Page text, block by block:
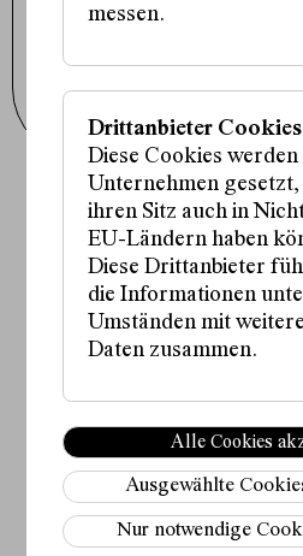
Instagram
Newsletter
Fördergeber:innen:
Partner:in:
Medienpartner:innen:
messen.
Drittanbieter Cookies
Diese Cookies werden
Unternehmen gesetzt,
ihren Sitz auch in
EU-Ländern haben
Diese Drittanbieter
die Informationen
Umständen mit
Daten zusammen.
Alle Cookies
Ausgewählte
Nur notwendige